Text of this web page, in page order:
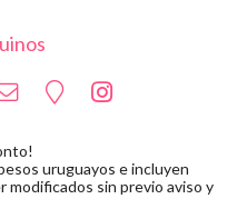
uruguayos e incluyen
modificados sin previo aviso y